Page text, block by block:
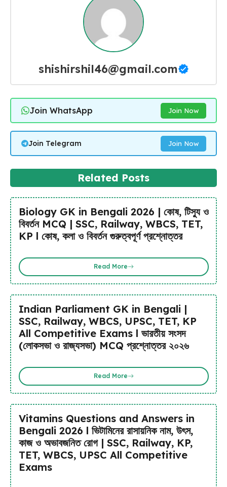
shishirshil46@gmail.com
Join WhatsApp Join Now
Join Telegram Join Now
Related Posts
Biology GK in Bengali 2026 | কোষ, টিস্যু ও
বিবর্তন MCQ | SSC, Railway, WBCS, TET,
KP l কোষ, কলা ও বিবর্তন গুরুত্বপূর্ণ প্রশ্নোত্তর
Read More
Indian Parliament GK in Bengali |
SSC, Railway, WBCS, UPSC, TET, KP
All Competitive Exams l ভারতীয় সংসদ
(লোকসভা ও রাজ্যসভা) MCQ প্রশ্নোত্তর ২০২৬
Read More
Vitamins Questions and Answers in
Bengali 2026 l ভিটামিনের রাসায়নিক নাম, উৎস,
কাজ ও অভাবজনিত রোগ | SSC, Railway, KP,
TET, WBCS, UPSC All Competitive
Exams